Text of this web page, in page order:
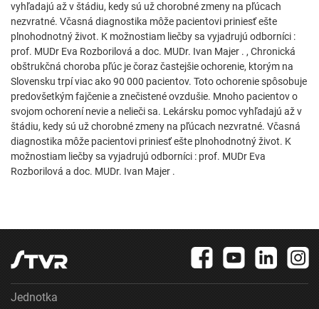
vyhľadajú až v štádiu, kedy sú už chorobné zmeny na pľúcach
nezvratné. Včasná diagnostika môže pacientovi priniesť ešte
plnohodnotný život. K možnostiam liečby sa vyjadrujú odborníci :
prof. MUDr Eva Rozborilová a doc. MUDr. Ivan Majer . , Chronická
obštrukčná choroba pľúc je čoraz častejšie ochorenie, ktorým na
Slovensku trpí viac ako 90 000 pacientov. Toto ochorenie spôsobuje
predovšetkým fajčenie a znečistené ovzdušie. Mnoho pacientov o
svojom ochorení nevie a nelieči sa. Lekársku pomoc vyhľadajú až v
štádiu, kedy sú už chorobné zmeny na pľúcach nezvratné. Včasná
diagnostika môže pacientovi priniesť ešte plnohodnotný život. K
možnostiam liečby sa vyjadrujú odborníci : prof. MUDr Eva
Rozborilová a doc. MUDr. Ivan Majer .
Jednotka